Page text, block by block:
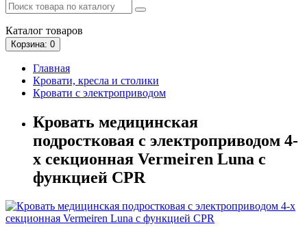
Каталог товаров
Корзина: 0
Главная
Кровати, кресла и столики
Кровати с электроприводом
Кровать медицинская
подростковая с электроприводом 4-
х секционная Vermeiren Luna с
функцией CPR